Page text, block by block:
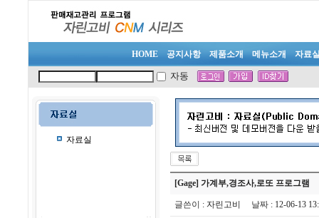
HOME 공지사항 제품소개 메뉴소개 자료
자동
자료실
[Gage] 가계부,경조사,로또 프로그램
글쓴이 : 자린고비 날짜: 12-06-13